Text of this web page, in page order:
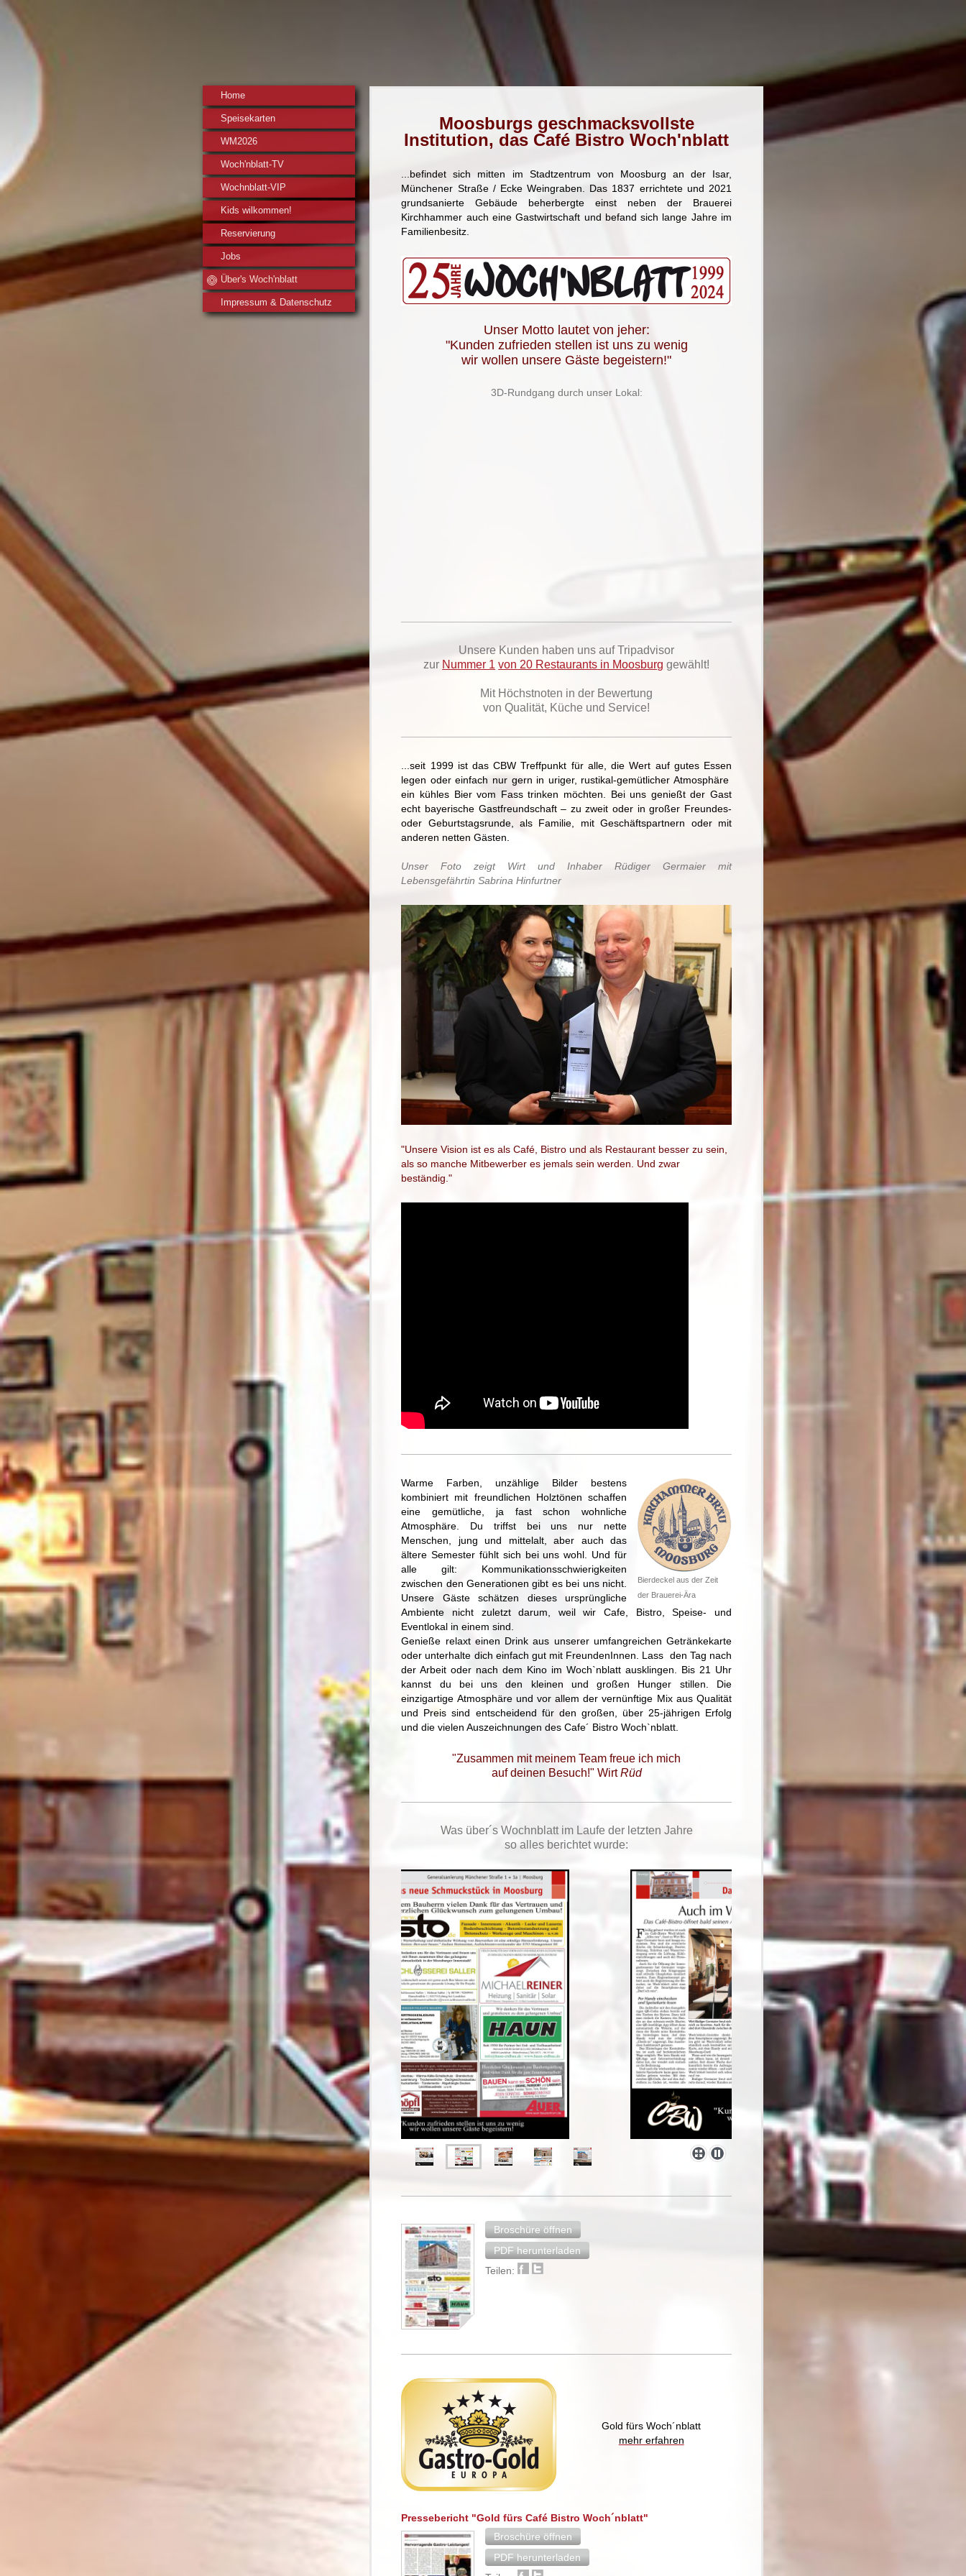
Home
Speisekarten
WM2026
Woch'nblatt-TV
Wochnblatt-VIP
Kids wilkommen!
Reservierung
Jobs
Über's Woch'nblatt
Impressum & Datenschutz
Moosburgs geschmacksvollste
Institution, das Café Bistro Woch'nblatt
...befindet sich mitten im Stadtzentrum von Moosburg an der Isar,
Münchener Straße / Ecke Weingraben. Das 1837 errichtete und 2021
grundsanierte Gebäude beherbergte einst neben der Brauerei
Kirchhammer auch eine Gastwirtschaft und befand sich lange Jahre im
Familienbesitz.
Unser Motto lautet von jeher:
"Kunden zufrieden stellen ist uns zu wenig
wir wollen unsere Gäste begeistern!"
3D-Rundgang durch unser Lokal:
Unsere Kunden haben uns auf Tripadvisor
zur Nummer 1 von 20 Restaurants in Moosburg gewählt!
Mit Höchstnoten in der Bewertung
von Qualität, Küche und Service!
...seit 1999 ist das CBW Treffpunkt für alle, die Wert auf gutes Essen
legen oder einfach nur gern in uriger, rustikal-gemütlicher Atmosphäre
ein kühles Bier vom Fass trinken möchten. Bei uns genießt der Gast
echt bayerische Gastfreundschaft – zu zweit oder in großer Freundes-
oder Geburtstagsrunde, als Familie, mit Geschäftspartnern oder mit
anderen netten Gästen.
Unser Foto zeigt Wirt und Inhaber Rüdiger Germaier mit
Lebensgefährtin Sabrina Hinfurtner
"Unsere Vision ist es als Café, Bistro und als Restaurant besser zu sein,
als so manche Mitbewerber es jemals sein werden. Und zwar
beständig."
Bierdeckel aus der Zeit
der Brauerei-Ära
Warme Farben, unzählige Bilder bestens
kombiniert mit freundlichen Holztönen schaffen
eine gemütliche, ja fast schon wohnliche
Atmosphäre. Du triffst bei uns nur nette
Menschen, jung und mittelalt, aber auch das
ältere Semester fühlt sich bei uns wohl. Und für
alle gilt: Kommunikationsschwierigkeiten
zwischen den Generationen gibt es bei uns nicht.
Unsere Gäste schätzen dieses ursprüngliche
Ambiente nicht zuletzt darum, weil wir Cafe, Bistro, Speise- und
Eventlokal in einem sind.
Genieße relaxt einen Drink aus unserer umfangreichen Getränkekarte
oder unterhalte dich einfach gut mit FreundenInnen. Lass den Tag nach
der Arbeit oder nach dem Kino im Woch`nblatt ausklingen. Bis 21 Uhr
kannst du bei uns den kleinen und großen Hunger stillen. Die
einzigartige Atmosphäre und vor allem der vernünftige Mix aus Qualität
und Preis sind entscheidend für den großen, über 25-jährigen Erfolg
und die vielen Auszeichnungen des Cafe´ Bistro Woch`nblatt.
"Zusammen mit meinem Team freue ich mich
auf deinen Besuch!" WirtRüd
Was über´s Wochnblatt im Laufe der letzten Jahre
so alles berichtet wurde:
Broschüre öffnen
PDF herunterladen
Teilen:
Gold fürs Woch´nblatt
mehr erfahren
Pressebericht "Gold fürs Café Bistro Woch´nblatt"
Broschüre öffnen
PDF herunterladen